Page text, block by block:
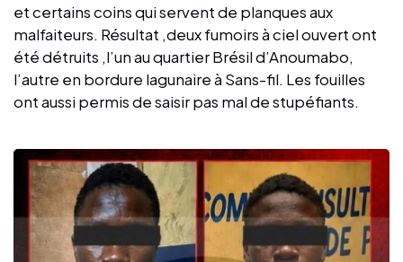
et certains coins qui servent de planques aux
malfaiteurs. Résultat ,deux fumoirs à ciel ouvert ont
été détruits ,l’un au quartier Brésil d’Anoumabo,
l’autre en bordure lagunaire à Sans-fil. Les fouilles
ont aussi permis de saisir pas mal de stupéfiants.